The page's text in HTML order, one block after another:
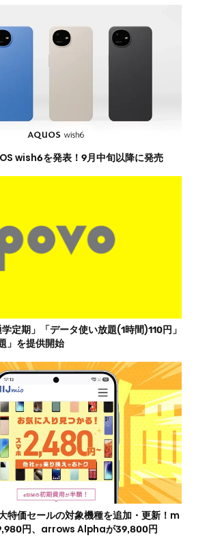
wish6を発表！9月中旬以降に発売
定期」「データ使い放題(1時間)110円」
」を提供開始
特価セールの対象機種を追加・更新！m
円、arrows Alphaが39,800円